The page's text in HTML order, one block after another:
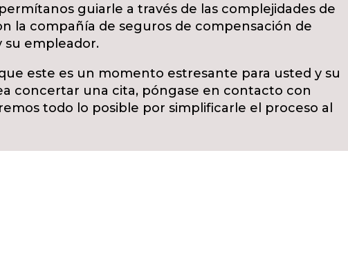
guiarle a través de las complejidades de
la compañía de seguros de compensación de
su empleador.
este es un momento estresante para usted y su
concertar una cita, póngase en contacto con
todo lo posible por simplificarle el proceso al